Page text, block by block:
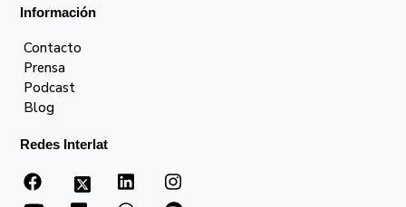
Información
Contacto
Prensa
Podcast
Blog
Redes Interlat